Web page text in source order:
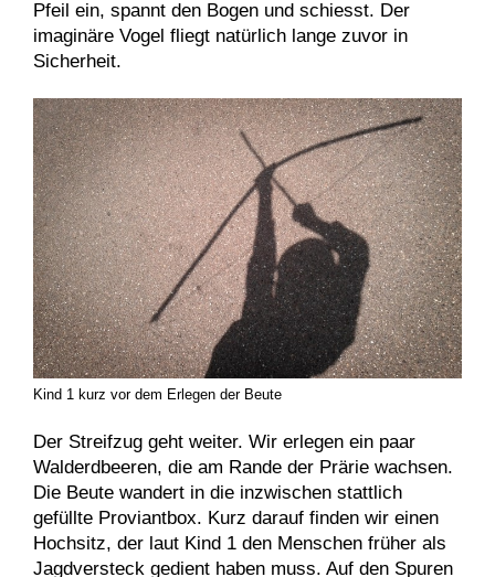
Pfeil ein, spannt den Bogen und schiesst. Der
imaginäre Vogel fliegt natürlich lange zuvor in
Sicherheit.
Kind 1 kurz vor dem Erlegen der Beute
Der Streifzug geht weiter. Wir erlegen ein paar
Walderdbeeren, die am Rande der Prärie wachsen.
Die Beute wandert in die inzwischen stattlich
gefüllte Proviantbox. Kurz darauf finden wir einen
Hochsitz, der laut Kind 1 den Menschen früher als
Jagdversteck gedient haben muss. Auf den Spuren